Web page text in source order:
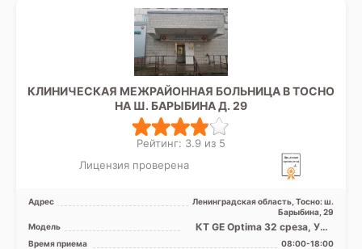
КЛИНИЧЕСКАЯ МЕЖРАЙОННАЯ БОЛЬНИЦА В ТОСНО
НА Ш. БАРЫБИНА Д. 29
Рейтинг: 3.9 из 5
Лицензия проверена
Адрес
Ленинградская область, Тосно: ш.
Барыбина, 29
Модель
КТ GE Optima 32 среза, УЗИ
аппарат, Рентген аппарат
Время приема
08:00-18:00